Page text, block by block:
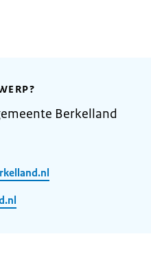
Berkelland